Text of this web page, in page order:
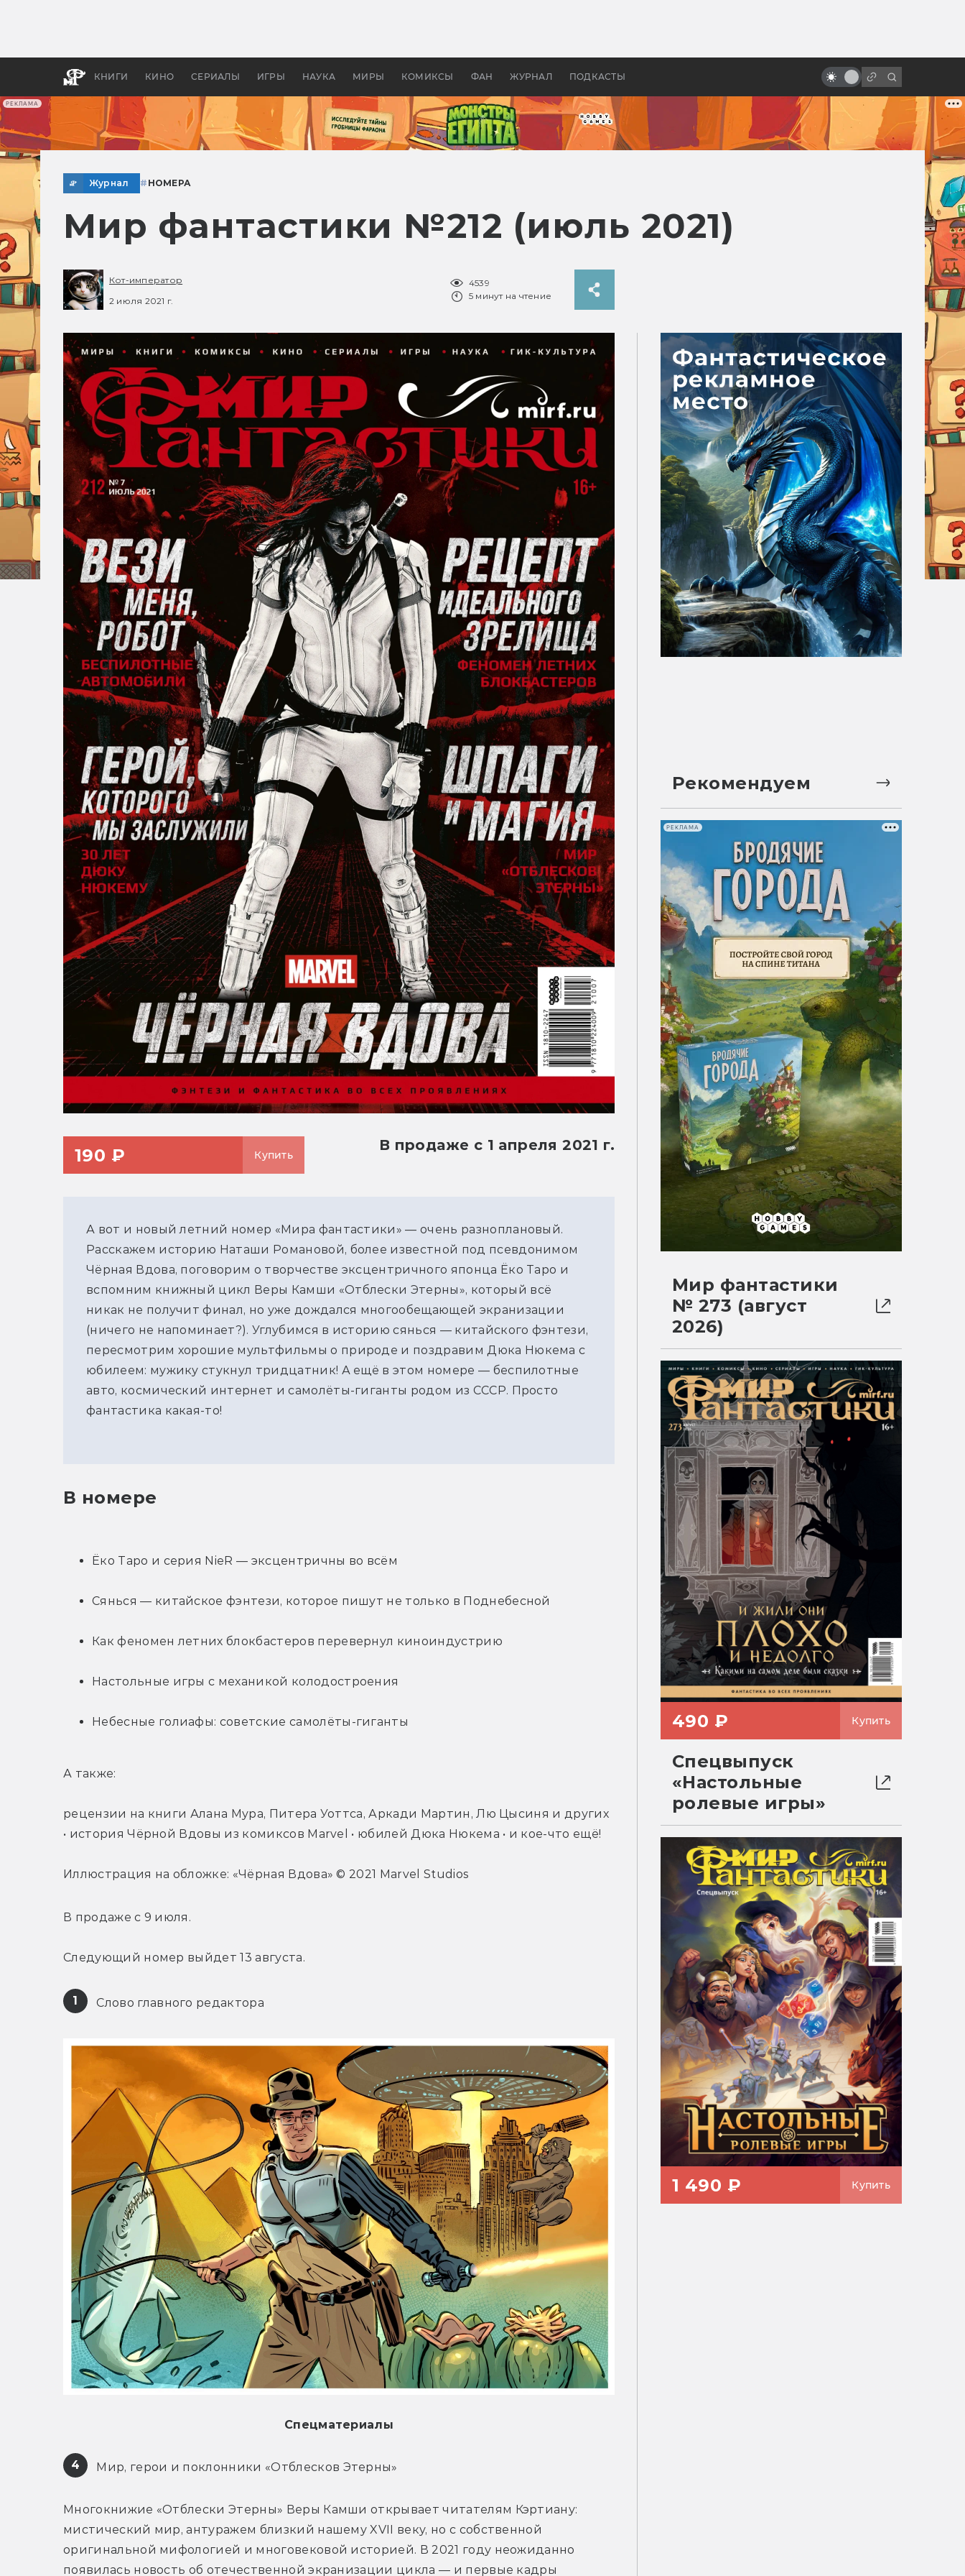
РЕКЛАМА
КНИГИ КИНО СЕРИАЛЫ ИГРЫ НАУКА МИРЫ КОМИКСЫ ФАН ЖУРНАЛ ПОДКАСТЫ
апокалипсис, в России —
бы «Властелина колец»
спустя двадцать лет?
Журнал # НОМЕРА
Мир фантастики №212 (июль 2021)
Кот-император
2 июля 2021 г.
4539
5 минут на чтение
190 ₽ Купить
В продаже с 1 апреля 2021 г.
А вот и новый летний номер «Мира фантастики» — очень разноплановый.
Расскажем историю Наташи Романовой, более известной под псевдонимом
Чёрная Вдова, поговорим о творчестве эксцентричного японца Ёко Таро и
вспомним книжный цикл Веры Камши «Отблески Этерны», который всё
никак не получит финал, но уже дождался многообещающей экранизации
(ничего не напоминает?). Углубимся в историю сянься — китайского фэнтези,
пересмотрим хорошие мультфильмы о природе и поздравим Дюка Нюкема с
юбилеем: мужику стукнул тридцатник! А ещё в этом номере — беспилотные
авто, космический интернет и самолёты-гиганты родом из СССР. Просто
фантастика какая-то!
В номере
Ёко Таро и серия NieR — эксцентричны во всём
Сянься — китайское фэнтези, которое пишут не только в Поднебесной
Как феномен летних блокбастеров перевернул киноиндустрию
Настольные игры с механикой колодостроения
Небесные голиафы: советские самолёты-гиганты
А также:
рецензии на книги Алана Мура, Питера Уоттса, Аркади Мартин, Лю Цысиня и других
• история Чёрной Вдовы из комиксов Marvel • юбилей Дюка Нюкема • и кое-что ещё!
Иллюстрация на обложке: «Чёрная Вдова» © 2021 Marvel Studios
В продаже с 9 июля.
Следующий номер выйдет 13 августа.
1 Слово главного редактора
Спецматериалы
4 Мир, герои и поклонники «Отблесков Этерны»
Многокнижие «Отблески Этерны» Веры Камши открывает читателям Кэртиану:
мистический мир, антуражем близкий нашему XVII веку, но с собственной
оригинальной мифологией и многовековой историей. В 2021 году неожиданно
появилась новость об отечественной экранизации цикла — и первые кадры
Рекомендуем
РЕКЛАМА
Мир фантастики
№ 273 (август
2026)
490 ₽ Купить
Спецвыпуск
«Настольные
ролевые игры»
1 490 ₽ Купить